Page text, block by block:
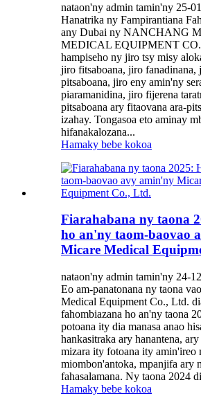
nataon'ny admin tamin'ny 25-
Hanatrika ny Fampirantiana
any Dubai ny NANCHANG
MEDICAL EQUIPMENT
hampiseho ny jiro tsy misy
jiro fitsaboana, jiro fanadinana,
pitsaboana, jiro eny amin'ny
piaramanidina, jiro fijerena
pitsaboana ary fitaovana ara-
izahay. Tongasoa eto aminay
hifanakalozana...
Hamaky bebe kokoa
Fiarahabana ny taona
ho an'ny taom-baovao
Micare Medical
nataon'ny admin tamin'ny 24-
Eo am-panatonana ny taona
Medical Equipment Co., Ltd.
fahombiazana ho an'ny taona
potoana ity dia manasa anao
hankasitraka ary hanantena,
mizara ity fotoana ity amin'ireo
miombon'antoka, mpanjifa ary
fahasalamana. Ny taona 2024
Hamaky bebe kokoa